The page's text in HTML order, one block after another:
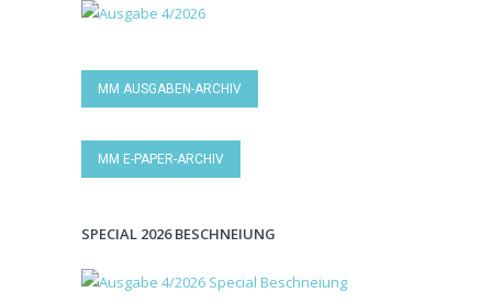
MM AUSGABEN-ARCHIV
MM E-PAPER-ARCHIV
SPECIAL 2026 BESCHNEIUNG